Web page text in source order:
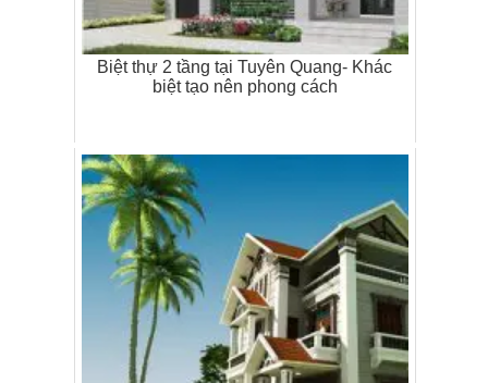
Biệt thự 2 tầng tại Tuyên Quang- Khác
biệt tạo nên phong cách